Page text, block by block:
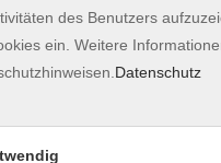
derzeit eine
nur Anwohnenden und
und Erlebnisort für
oder auf weiteren
praxisnah, wie sie
des Benutzers
ein. Weitere
Datenschutz